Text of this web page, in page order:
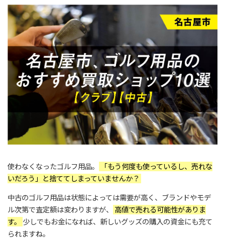
使わなくなったゴルフ用品。
「もう何度も使っているし、売れな
いだろう」と捨ててしまっていませんか？
中古のゴルフ用品は状態によっては需要が高く、ブランドやモデ
ル次第で査定額は変わりますが、
高値で売れる可能性がありま
す。 少しでもお金になれば、新しいグッズの購入の資金にも充て
られますね。